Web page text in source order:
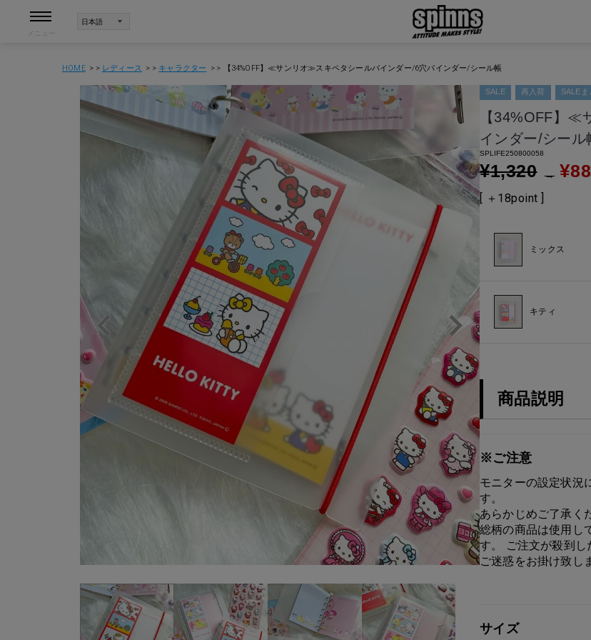
HOME レディース キャラクター 【34%OFF】≪サンリオ≫スキペタシールバインダー/6穴バインダー/シール帳
SALE 再入荷 SALEま
【34%OFF】≪
インダー/シール
SPLIFE250800058
¥1,320 → ¥
[ ＋ 18point ]
ミックス
キティ
商品説明
※ご注意
モニターの設定状況
す。
あらかじめご了承く
総柄の商品は使用し
す。 ご注文が殺到し
ご迷惑をお掛け致し
サイズ